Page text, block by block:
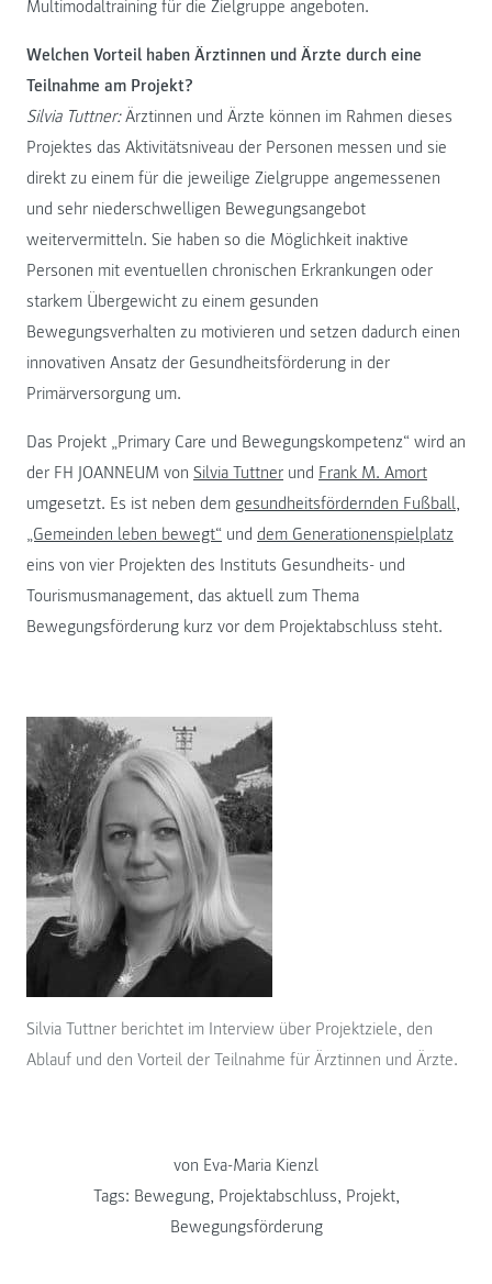
Multimodaltraining für die Zielgruppe angeboten.
Welchen Vorteil haben Ärztinnen und Ärzte durch eine
Teilnahme am Projekt?
Silvia Tuttner:Ärztinnen und Ärzte können im Rahmen dieses
Projektes das Aktivitätsniveau der Personen messen und sie
direkt zu einem für die jeweilige Zielgruppe angemessenen
und sehr niederschwelligen Bewegungsangebot
weitervermitteln. Sie haben so die Möglichkeit inaktive
Personen mit eventuellen chronischen Erkrankungen oder
starkem Übergewicht zu einem gesunden
Bewegungsverhalten zu motivieren und setzen dadurch einen
innovativen Ansatz der Gesundheitsförderung in der
Primärversorgung um.
Das Projekt „Primary Care und Bewegungskompetenz“ wird an
der FH JOANNEUM von Silvia Tuttner und Frank M. Amort
umgesetzt. Es ist neben dem gesundheitsfördernden Fußball,
„Gemeinden leben bewegt“ und dem Generationenspielplatz
eins von vier Projekten des Instituts Gesundheits- und
Tourismusmanagement, das aktuell zum Thema
Bewegungsförderung kurz vor dem Projektabschluss steht.
Silvia Tuttner berichtet im Interview über Projektziele, den
Ablauf und den Vorteil der Teilnahme für Ärztinnen und Ärzte.
von Eva-Maria Kienzl
Tags: Bewegung, Projektabschluss, Projekt,
Bewegungsförderung